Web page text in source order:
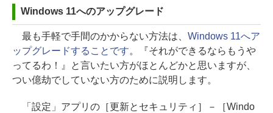
Windows 11へのアップグレード
最も手軽で手間のかからない方法は、 Windows 11へア
ップグレードすることです。『それができるならもうや
ってるわ！』と言いたい方がほとんどかと思いますが、
つい億劫でしていない方のために説明します。
「設定」アプリの［更新とセキュリティ］－［Windo